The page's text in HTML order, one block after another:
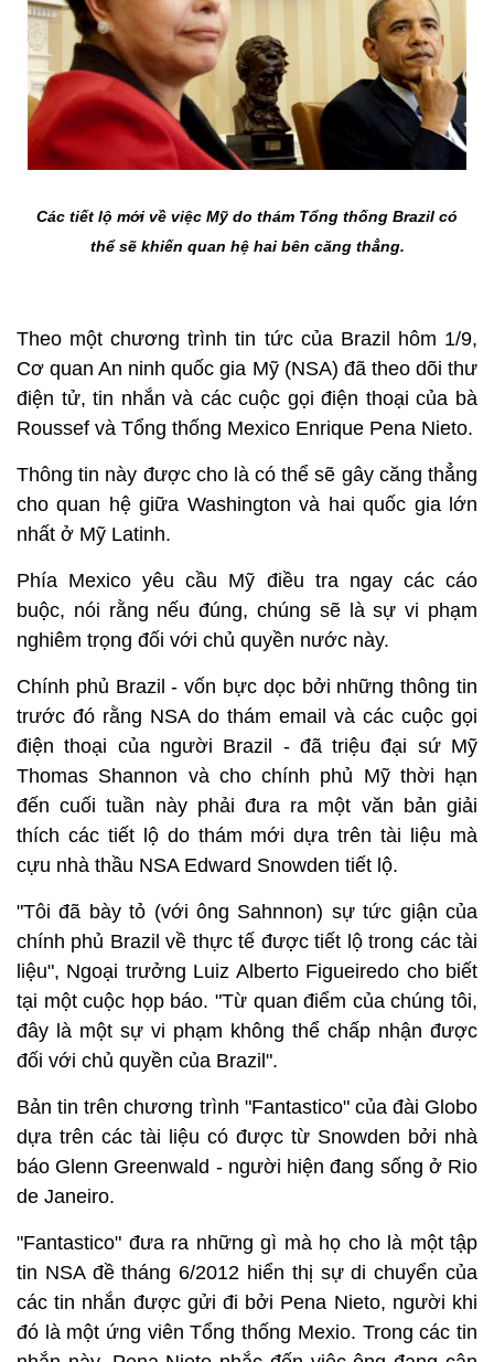
Các tiết lộ mới về việc Mỹ do thám Tổng thống Brazil có
thể sẽ khiến quan hệ hai bên căng thẳng.
Theo một chương trình tin tức của Brazil hôm 1/9,
Cơ quan An ninh quốc gia Mỹ (NSA) đã theo dõi thư
điện tử, tin nhắn và các cuộc gọi điện thoại của bà
Roussef và Tổng thống Mexico Enrique Pena Nieto.
Thông tin này được cho là có thể sẽ gây căng thẳng
cho quan hệ giữa Washington và hai quốc gia lớn
nhất ở Mỹ Latinh.
Phía Mexico yêu cầu Mỹ điều tra ngay các cáo
buộc, nói rằng nếu đúng, chúng sẽ là sự vi phạm
nghiêm trọng đối với chủ quyền nước này.
Chính phủ Brazil - vốn bực dọc bởi những thông tin
trước đó rằng NSA do thám email và các cuộc gọi
điện thoại của người Brazil - đã triệu đại sứ Mỹ
Thomas Shannon và cho chính phủ Mỹ thời hạn
đến cuối tuần này phải đưa ra một văn bản giải
thích các tiết lộ do thám mới dựa trên tài liệu mà
cựu nhà thầu NSA Edward Snowden tiết lộ.
"Tôi đã bày tỏ (với ông Sahnnon) sự tức giận của
chính phủ Brazil về thực tế được tiết lộ trong các tài
liệu", Ngoại trưởng Luiz Alberto Figueiredo cho biết
tại một cuộc họp báo. "Từ quan điểm của chúng tôi,
đây là một sự vi phạm không thể chấp nhận được
đối với chủ quyền của Brazil".
Bản tin trên chương trình "Fantastico" của đài Globo
dựa trên các tài liệu có được từ Snowden bởi nhà
báo Glenn Greenwald - người hiện đang sống ở Rio
de Janeiro.
"Fantastico" đưa ra những gì mà họ cho là một tập
tin NSA đề tháng 6/2012 hiển thị sự di chuyển của
các tin nhắn được gửi đi bởi Pena Nieto, người khi
đó là một ứng viên Tổng thống Mexio. Trong các tin